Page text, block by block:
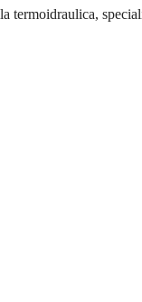
termoidraulica,